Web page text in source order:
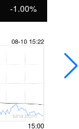
-1.00%